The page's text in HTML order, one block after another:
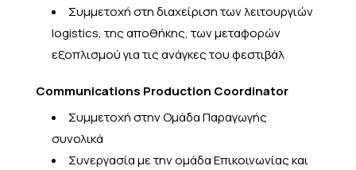
Συμμετοχή στη διαχείριση των λειτουργιών
logistics, της αποθήκης, των μεταφορών
εξοπλισμού για τις ανάγκες του φεστιβάλ
Communications Production Coordinator
Συμμετοχή στην Ομάδα Παραγωγής
συνολικά
Συνεργασία με την ομάδα Επικοινωνίας και